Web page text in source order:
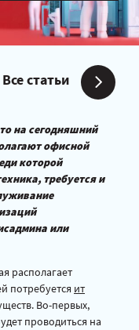
Все статьи
на сегодняшний
офисной
которой
требуется и
или
располагает
потребуется ит
Во-первых,
проводиться на